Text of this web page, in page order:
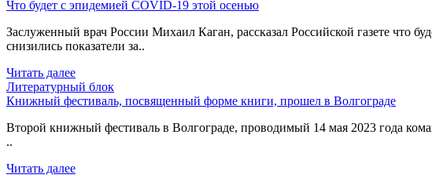
Что будет с эпидемией COVID-19 этой осенью
Заслуженный врач России Михаил Каган, рассказал Российской газете что
снизились показатели за..
Читать далее
Литературный блок
Книжный фестиваль, посвященный форме книги, прошел в Волгограде
Второй книжный фестиваль в Волгограде, проводимый 14 мая 2023 года
..
Читать далее